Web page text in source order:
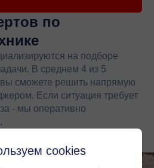
по
на подборе
В среднем 4 из 5
вы сможете решить напрямую
Если ситуация требует
- мы оперативно
cookies